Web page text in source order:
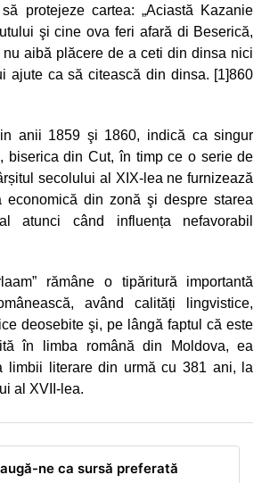
protejeze cartea: „Aciastă Kazanie
şi cine ova feri afară di Beserică,
aibă plăcere de a ceti din dinsa nici
ajute ca să citească din dinsa. [1]860
anii 1859 şi 1860, indică ca singur
biserica din Cut, în timp ce o serie de
secolului al XIX-lea ne furnizează
economică din zonă şi despre starea
atunci când influența nefavorabil
rămâne o tipăritură importantă
având calități lingvistice,
deosebite şi, pe lângă faptul că este
în limba română din Moldova, ea
limbii literare din urmă cu 381 ani, la
al XVII-lea.
ne ca sursă preferată